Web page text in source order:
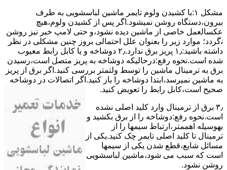
مشکل ۱:ﺑﺎ ﮐﺸﯿﺪن وﻟﻮم ﺗﺎﯾﻤﺮ ماشین لباسشویی به طرف
ﺑﯿﺮون،دستگاه روﺷﻦ نمیشود.اﮔﺮ ﭘﺲ از ﮐﺸﯿﺪن وﻟﻮم،ﻫﯿﭻ
عکسالعمل ﺧﺎﺻﯽ از ﻣﺎﺷﯿﻦ دﯾﺪه نشود،و حتی ﻻﻣﭗ ﺧﺒﺮ ﻧﯿﺰ روﺷﻦ
ﻧگردد؛ موارد زیر را بعنوان ﻋﻠﻞ احتمالی بروز چنین مشکلی در نظر
داشته باشید:۱٫ ﭘﺮﯾﺰ ﺑﺮق ﻧﺪارد.۲٫ دوﺷﺎﺧﻪ و ﯾﺎ ﮐﺎﺑﻞ راﺑﻂ ﻣﻌﯿﻮب
ﺷﺪه است.نحوه رفع:درحالیکه دوﺷﺎﺧﻪ ﺑﻪ ﭘﺮﯾﺰ ﻣﺘﺼﻞ اﺳﺖ،رﺳﯿﺪن
ﺑﺮق ﺑﻪ ﺗﺮﻣﯿﻨﺎل ﻣﺎﺷﯿﻦ را ﺗﻮﺳﻂ ولتمتر بررسی ﮐﻨﯿﺪ.اﮔﺮ ﺑﺮق از ﭘﺮﯾﺰ
ﺑﻪ ﻣﺎﺷﯿﻦ نمیرسد،اﺑﺘﺪا دوشاخه را باز کنید.اﮔﺮ اﺗﺼﺎﻻت در دوشاخه
ﺻﺤﯿﺢ اﺳﺖ،ﮐﺎﺑﻞ راﺑﻂ را ﺗﻌﻮﯾﺾ کنید.
۳٫ ﺑﺮق از ﺗﺮﻣﯿﻨﺎل وارد ﮐﻠﯿﺪ اﺻﻠﯽ ﻧﺸﺪه
است.نحوه رﻓﻊ:دوشاخه را از ﺑﺮق بکشید و
بهوسیله اهممتر،ارﺗﺒﺎط سیمها را از
ﺗﺮﻣﯿﻨﺎل ﺗﺎ ﮐﻠﯿﺪ اﺻﻠﯽ ﺗﺎﯾﻤﺮ چک کنید.یکی از
مسائل شایع،ﻗﻄﻊ شدن ﯾﮑﯽ از سیمها
است که سبب می شود،ﻣﺎﺷﯿﻦ لباسشویی
روﺷﻦ نشود.